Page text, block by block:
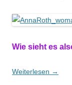
Wie sieht es
Weiterlesen →